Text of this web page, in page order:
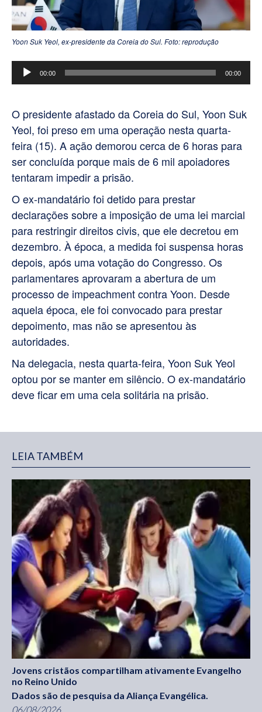
Yoon Suk Yeol, ex-presidente da Coreia do Sul. Foto: reprodução
Tocador
de
00:00 00:00
O presidente afastado da Coreia do Sul, Yoon Suk
Yeol, foi preso em uma operação nesta quarta-
feira (15). A ação demorou cerca de 6 horas para
ser concluída porque mais de 6 mil apoiadores
tentaram impedir a prisão.
O ex-mandatário foi detido para prestar
declarações sobre a imposição de uma lei marcial
para restringir direitos civis, que ele decretou em
dezembro. À época, a medida foi suspensa horas
depois, após uma votação do Congresso. Os
parlamentares aprovaram a abertura de um
processo de impeachment contra Yoon. Desde
aquela época, ele foi convocado para prestar
depoimento, mas não se apresentou às
autoridades.
Na delegacia, nesta quarta-feira, Yoon Suk Yeol
optou por se manter em silêncio. O ex-mandatário
deve ficar em uma cela solitária na prisão.
LEIA TAMBÉM
Jovens cristãos compartilham ativamente Evangelho
no Reino Unido
Dados são de pesquisa da Aliança Evangélica.
06/08/2026